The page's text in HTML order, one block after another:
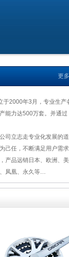
更
于2000年3月，专业生产
能力达500万套。并通过
司立志走专业化发展的道
己任，不断满足用户需求
产品远销日本、欧洲、美
凤凰、永久等…